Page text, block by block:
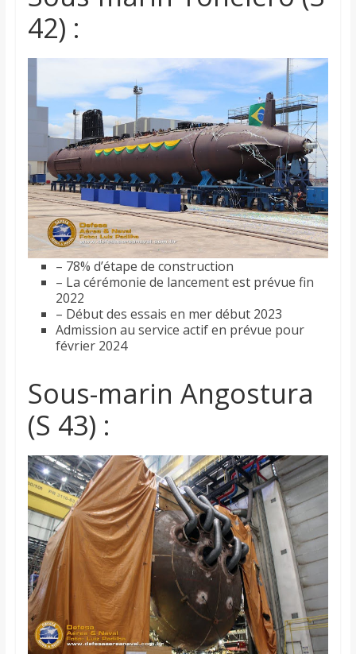
42) :
– 78% d’étape de construction
– La cérémonie de lancement est prévue fin
2022
– Début des essais en mer début 2023
Admission au service actif en prévue pour
février 2024
Sous-marin Angostura
(S 43) :